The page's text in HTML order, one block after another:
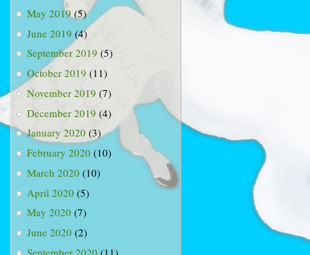
May 2019(5)
June 2019 (4)
September 2019 (5)
October 2019 (11)
November 2019 (7)
December 2019 (4)
January 2020 (3)
February 2020 (10)
March 2020 (10)
April 2020 (5)
May 2020 (7)
June 2020 (2)
September 2020 (11)